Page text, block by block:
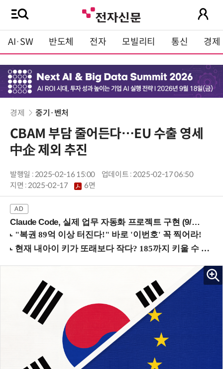
AI·SW 반도체 전자 모빌리티 통신 경제
경제 중기·벤처
CBAM 부담 줄어든다…EU 수출 영세
中企 제외 추진
발행일 : 2025-02-16 15:00
업데이트 : 2025-02-17 06:50
지면 :2025-02-17 6면
Claude Code, 실제 업무 자동화 프로젝트 구현 (9/16 ~17 강남역)